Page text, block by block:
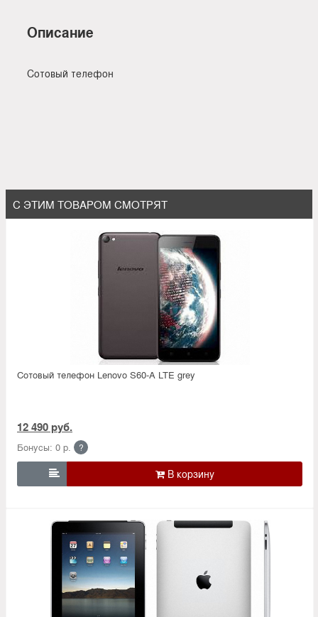
Описание
Сотовый телефон
С ЭТИМ ТОВАРОМ СМОТРЯТ
Сотовый телефон Lenovo S60-A LTE grey
12 490 руб.
Бонусы: 0 р. ?
